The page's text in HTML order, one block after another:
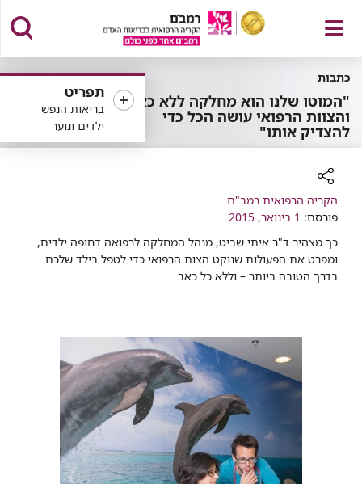
פתח
תפריט
תפריט
בריאות הנפש
ילדים ונוער
כתבות
"המוטו שלנו הוא מחלקה ללא כאב
והצוות הרפואי עושה הכל כדי
להצדיק אותו"
רכיב
שיתוף
הקריה הרפואית רמב"ם
פורסם: 1 בינואר, 2015
כך מצהיר ד"ר איתי שביט, מנהל המחלקה לרפואה דחופה ילדים,
ומפרט את הפעולות שנוקט הצות הרפואי כדי לטפל בילד שלכם
בדרך הטובה ביותר – וללא כל כאב